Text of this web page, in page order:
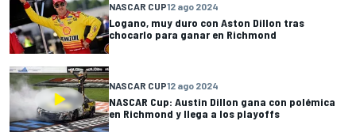
NASCAR CUP12 ago 2024
Logano, muy duro con Aston Dillon tras
chocarlo para ganar en Richmond
NASCAR CUP12 ago 2024
NASCAR Cup: Austin Dillon gana con polémica
en Richmond y llega a los playoffs